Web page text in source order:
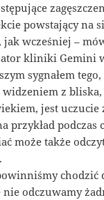
powstający na
jak wcześniej –
kliniki Gemini
sygnałem
z bliska,
jest uczucie
przykład podczas
może także
chodzić
odczuwamy